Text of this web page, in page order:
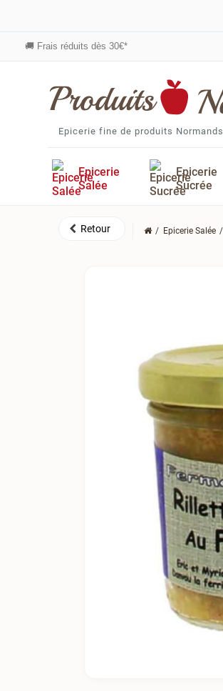
🚚 Frais réduits dès 30€*
Epicerie fine de produits Normands
Epicerie
Salée
Epicerie
Sucrée
Epicerie Salée